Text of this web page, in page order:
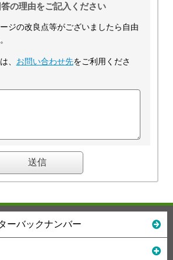
の理由をご記入ください
ジの改良点等がございましたら自由
、 お問い合わせ先をご利用くださ
ーバックナンバー